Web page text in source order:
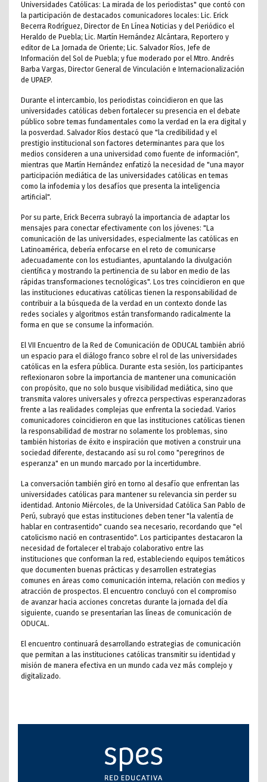
Universidades Católicas: La mirada de los periodistas" que contó con
la participación de destacados comunicadores locales: Lic. Erick
Becerra Rodríguez, Director de En Línea Noticias y del Periódico el
Heraldo de Puebla; Lic. Martín Hernández Alcántara, Reportero y
editor de La Jornada de Oriente; Lic. Salvador Ríos, Jefe de
Información del Sol de Puebla; y fue moderado por el Mtro. Andrés
Barba Vargas, Director General de Vinculación e Internacionalización
de UPAEP.
Durante el intercambio, los periodistas coincidieron en que las
universidades católicas deben fortalecer su presencia en el debate
público sobre temas fundamentales como la verdad en la era digital y
la posverdad. Salvador Ríos destacó que "la credibilidad y el
prestigio institucional son factores determinantes para que los
medios consideren a una universidad como fuente de información",
mientras que Martín Hernández enfatizó la necesidad de "una mayor
participación mediática de las universidades católicas en temas
como la infodemia y los desafíos que presenta la inteligencia
artificial".
Por su parte, Erick Becerra subrayó la importancia de adaptar los
mensajes para conectar efectivamente con los jóvenes: "La
comunicación de las universidades, especialmente las católicas en
Latinoamérica, debería enfocarse en el reto de comunicarse
adecuadamente con los estudiantes, apuntalando la divulgación
científica y mostrando la pertinencia de su labor en medio de las
rápidas transformaciones tecnológicas". Los tres coincidieron en que
las instituciones educativas católicas tienen la responsabilidad de
contribuir a la búsqueda de la verdad en un contexto donde las
redes sociales y algoritmos están transformando radicalmente la
forma en que se consume la información.
El VII Encuentro de la Red de Comunicación de ODUCAL también abrió
un espacio para el diálogo franco sobre el rol de las universidades
católicas en la esfera pública. Durante esta sesión, los participantes
reflexionaron sobre la importancia de mantener una comunicación
con propósito, que no solo busque visibilidad mediática, sino que
transmita valores universales y ofrezca perspectivas esperanzadoras
frente a las realidades complejas que enfrenta la sociedad. Varios
comunicadores coincidieron en que las instituciones católicas tienen
la responsabilidad de mostrar no solamente los problemas, sino
también historias de éxito e inspiración que motiven a construir una
sociedad diferente, destacando así su rol como "peregrinos de
esperanza" en un mundo marcado por la incertidumbre.
La conversación también giró en torno al desafío que enfrentan las
universidades católicas para mantener su relevancia sin perder su
identidad. Antonio Miércoles, de la Universidad Católica San Pablo de
Perú, subrayó que estas instituciones deben tener "la valentía de
hablar en contrasentido" cuando sea necesario, recordando que "el
catolicismo nació en contrasentido". Los participantes destacaron la
necesidad de fortalecer el trabajo colaborativo entre las
instituciones que conforman la red, estableciendo equipos temáticos
que documenten buenas prácticas y desarrollen estrategias
comunes en áreas como comunicación interna, relación con medios y
atracción de prospectos. El encuentro concluyó con el compromiso
de avanzar hacia acciones concretas durante la jornada del día
siguiente, cuando se presentarían las líneas de comunicación de
ODUCAL.
El encuentro continuará desarrollando estrategias de comunicación
que permitan a las instituciones católicas transmitir su identidad y
misión de manera efectiva en un mundo cada vez más complejo y
digitalizado.